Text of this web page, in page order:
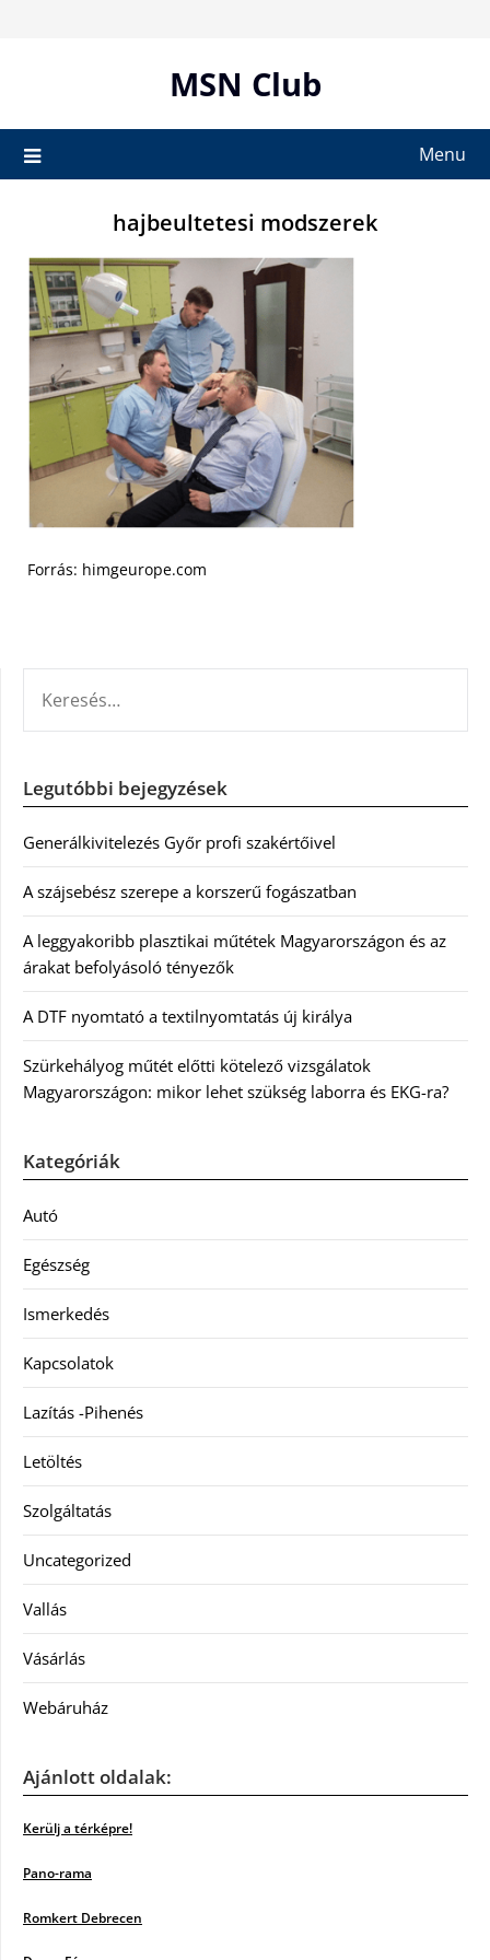
MSN Club
Menu
hajbeultetesi modszerek
Forrás: himgeurope.com
Legutóbbi bejegyzések
Generálkivitelezés Győr profi szakértőivel
A szájsebész szerepe a korszerű fogászatban
A leggyakoribb plasztikai műtétek Magyarországon és az
árakat befolyásoló tényezők
A DTF nyomtató a textilnyomtatás új királya
Szürkehályog műtét előtti kötelező vizsgálatok
Magyarországon: mikor lehet szükség laborra és EKG-ra?
Kategóriák
Autó
Egészség
Ismerkedés
Kapcsolatok
Lazítás -Pihenés
Letöltés
Szolgáltatás
Uncategorized
Vallás
Vásárlás
Webáruház
Ajánlott oldalak:
Kerülj a térképre!
Pano-rama
Romkert Debrecen